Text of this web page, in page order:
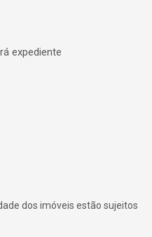
expediente
dos imóveis estão sujeitos